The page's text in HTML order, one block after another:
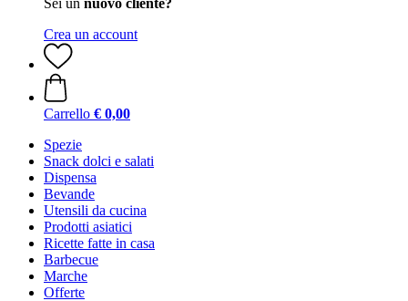
Sei un nuovo cliente?
Crea un account
Carrello € 0,00
Spezie
Snack dolci e salati
Dispensa
Bevande
Utensili da cucina
Prodotti asiatici
Ricette fatte in casa
Barbecue
Marche
Offerte